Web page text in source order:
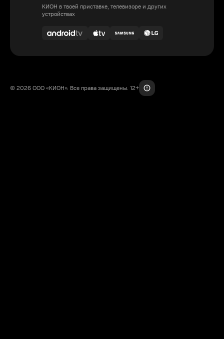
КИОН в твоей приставке, телевизоре и других
устройствах
© 2026 ООО «КИОН». Все права защищены. 12+